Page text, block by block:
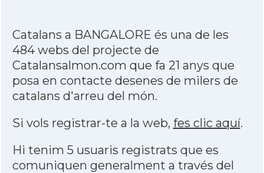
Catalans a BANGALORE és una de les
484 webs del projecte de
Catalansalmon.com que fa 21 anys que
posa en contacte desenes de milers de
catalans d'arreu del món.
Si vols registrar-te a la web, fes clic aquí.
Hi tenim 5 usuaris registrats que es
comuniquen generalment a través del